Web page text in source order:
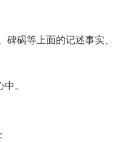
碑碣等上面的记述事实、
。